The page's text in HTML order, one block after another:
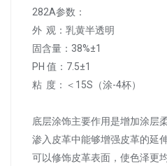
282A参数：
外 观：乳黄半透明
固含量：38%±1
PH 值：7.5±1
粘 度：＜15S（涂-4杯）
底层涂饰主要作用是增加涂层
渗入皮革中能够增强皮革的延
可以修饰皮革表面，使色泽更